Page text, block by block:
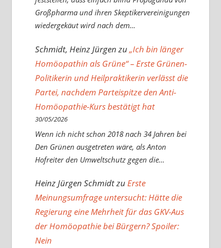
Großpharma und ihren Skeptikervereinigungen
wiedergekäut wird nach dem…
Schmidt, Heinz Jürgenzu„Ich bin länger
Homöopathin als Grüne“ – Erste Grünen-
Politikerin und Heilpraktikerin verlässt die
Partei, nachdem Parteispitze den Anti-
Homöopathie-Kurs bestätigt hat
30/05/2026
Wenn ich nicht schon 2018 nach 34 Jahren bei
Den Grünen ausgetreten wäre, als Anton
Hofreiter den Umweltschutz gegen die…
Heinz Jürgen SchmidtzuErste
Meinungsumfrage untersucht: Hätte die
Regierung eine Mehrheit für das GKV-Aus
der Homöopathie bei Bürgern? Spoiler:
Nein